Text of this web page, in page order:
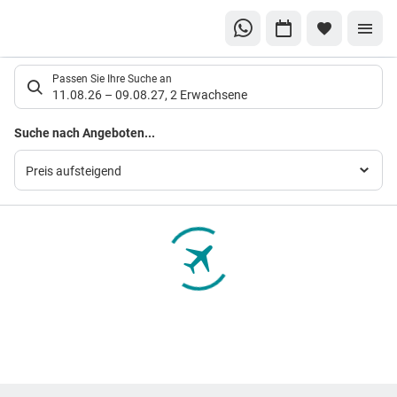
Suchlistenseite
Passen Sie Ihre Suche an
11.08.26 – 09.08.27, 2 Erwachsene
Suche nach Angeboten...
Preis aufsteigend